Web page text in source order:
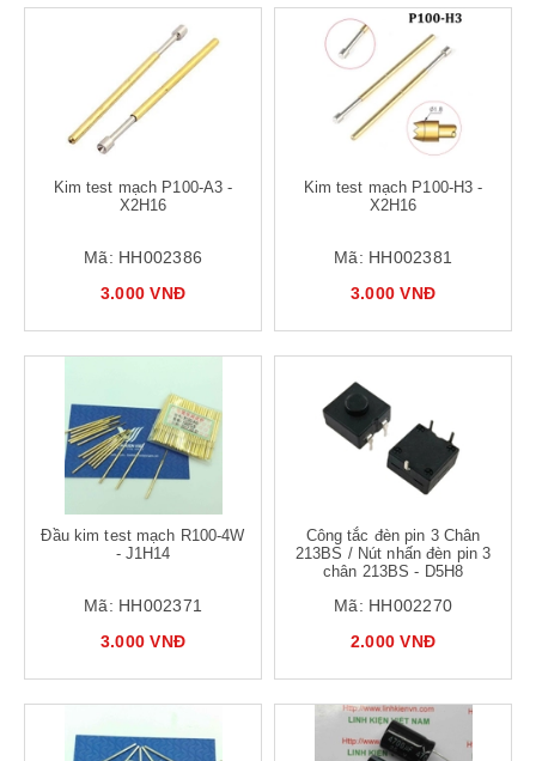
Kim test mạch P100-A3 -
X2H16
Mã: HH002386
3.000 VNĐ
Kim test mạch P100-H3 -
X2H16
Mã: HH002381
3.000 VNĐ
Đầu kim test mạch R100-4W
- J1H14
Mã: HH002371
3.000 VNĐ
Công tắc đèn pin 3 Chân
213BS / Nút nhấn đèn pin 3
chân 213BS - D5H8
Mã: HH002270
2.000 VNĐ